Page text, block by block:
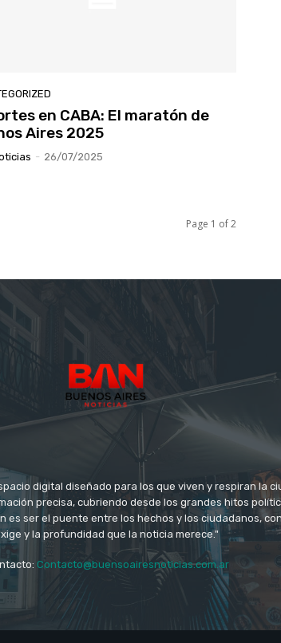
en CABA: El maratón de
Aires 2025
- 26/07/2025
Page 1 of 2
digital diseñado para los que viven y respiran la
precisa, cubriendo desde los grandes hitos
es ser el puente entre los hechos y los ciudadanos,
y la profundidad que la noticia merece."
Contacto@buensoairesnoticias.com.ar